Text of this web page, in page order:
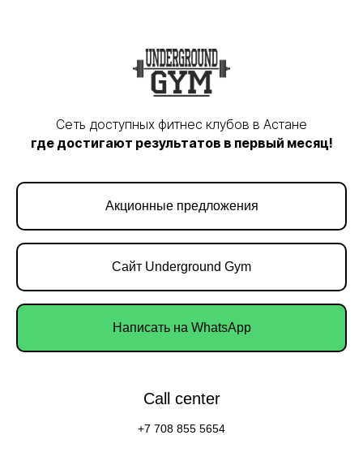
Сеть доступных фитнес клубов в Астане
где достигают результатов в первый месяц!
Акционные предложения
Сайт Underground Gym
Написать на WhatsApp
Call center
+7 708 855 5654